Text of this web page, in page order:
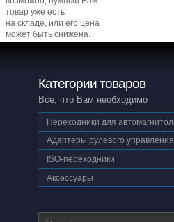
товар уже есть
на складе, или его цена
может быть снижена.
Категории товаров
Все, что Вам необходимо
Переходники для автомагнитол
Адаптеры рулевого управления
ISO-переходники
Аксессуары